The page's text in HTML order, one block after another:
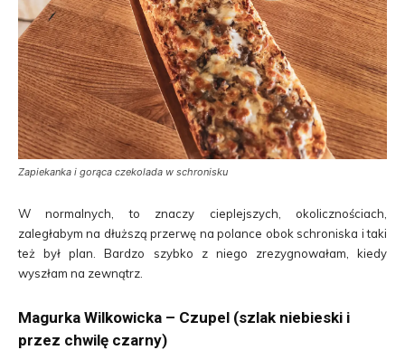
Zapiekanka i gorąca czekolada w schronisku
W normalnych, to znaczy cieplejszych, okolicznościach,
zaległabym na dłuższą przerwę na polance obok schroniska i taki
też był plan. Bardzo szybko z niego zrezygnowałam, kiedy
wyszłam na zewnątrz.
Magurka Wilkowicka – Czupel (szlak niebieski i
przez chwilę czarny)